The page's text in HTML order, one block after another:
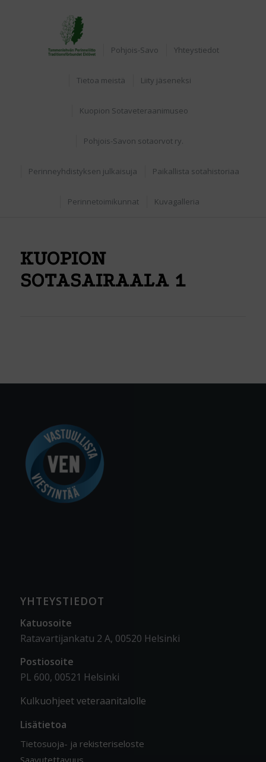
Pohjois-Savo Yhteystiedot
Tietoa meistä Liity jäseneksi
Kuopion Sotaveteraanimuseo
Pohjois-Savon sotaorvot ry.
Perinneyhdistyksen julkaisuja Paikallista sotahistoriaa
Perinnetoimikunnat Kuvagalleria
KUOPION
SOTASAIRAALA 1
YHTEYSTIEDOT
Katuosoite
Ratavartijankatu 2 A, 00520 Helsinki
Postiosoite
PL 600, 00521 Helsinki
Kulkuohjeet veteraanitalolle
Lisätietoa
Tietosuoja- ja rekisteriseloste
Saavutettavuus